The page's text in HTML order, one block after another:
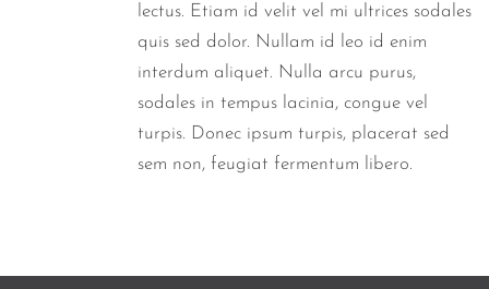
lectus. Etiam id velit vel mi ultrices sodales
quis sed dolor. Nullam id leo id enim
interdum aliquet. Nulla arcu purus,
sodales in tempus lacinia, congue vel
turpis. Donec ipsum turpis, placerat sed
sem non, feugiat fermentum libero.